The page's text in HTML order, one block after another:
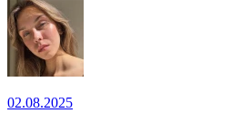
02.08.2025